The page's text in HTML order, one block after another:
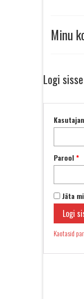
Minu
Logi sisse
Parool*
Jäta
Logi
Kaotasid